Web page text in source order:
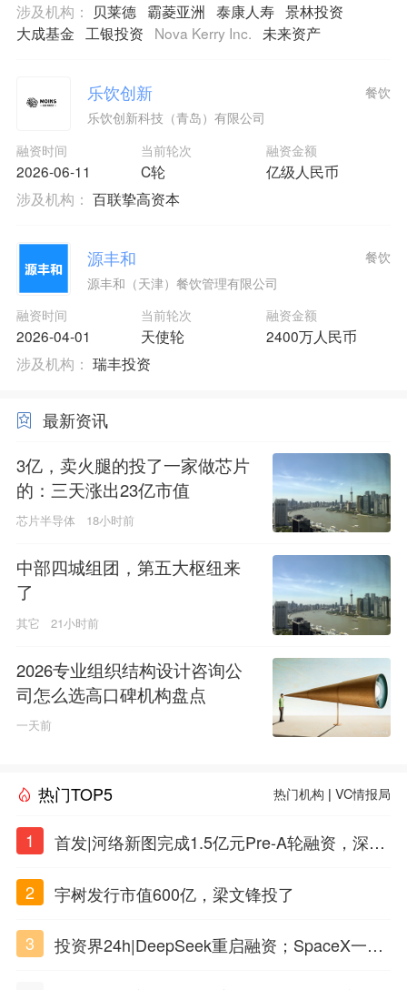
涉及机构： 贝莱德 霸菱亚洲 泰康人寿 景林投资
大成基金
工银投资 Nova Kerry Inc. 未来资产
乐饮创新
乐饮创新科技（青岛）有限公司
融资时间
2026-06-11
当前轮次
C轮
融资金额
亿级人民币
餐饮
涉及机构： 百联挚高资本
源丰和
源丰和（天津）餐饮管理有限公司
融资时间
2026-04-01
当前轮次
天使轮
融资金额
2400万人民币
餐饮
涉及机构： 瑞丰投资
最新资讯
3亿，卖火腿的投了一家做芯片
的：三天涨出23亿市值
芯片半导体 18小时前
中部四城组团，第五大枢纽来
了
其它 21小时前
2026专业组织结构设计咨询公
司怎么选高口碑机构盘点
一天前
热门TOP5 热门机构 |VC情报局
1
首发|河络新图完成1.5亿元Pre-A轮融资，深耕i
2
宇树发行市值600亿，梁文锋投了
3
投资界24h|DeepSeek重启融资；SpaceX一夜